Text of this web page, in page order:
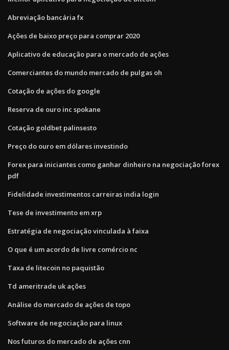
Abreviação bancária fx
Ações de baixo preço para comprar 2020
Aplicativo de educação para o mercado de ações
Comerciantes do mundo mercado de pulgas oh
Cotação de ações do google
Reserva de ouro inc spokane
Cotação goldbet palinsesto
Preço do ouro em dólares investindo
Forex para iniciantes como ganhar dinheiro na negociação forex
pdf
Fidelidade investimentos carreiras india login
Tese de investimento em xrp
Estratégia de negociação vinculada à faixa
O que é um acordo de livre comércio nc
Taxa de litecoin no paquistão
Td ameritrade uk ações
Análise do mercado de ações de topo
Software de negociação para linux
Nos futuros do mercado de ações cnn